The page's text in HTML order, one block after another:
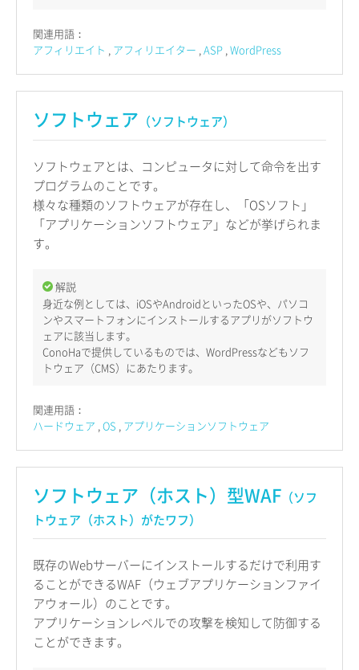
関連用語：
アフィリエイト
アフィリエイター ASP WordPress
ソフトウェア （ソフトウェア）
ソフトウェアとは、コンピュータに対して命令を出す
プログラムのことです。
様々な種類のソフトウェアが存在し、「OSソフト」
「アプリケーションソフトウェア」などが挙げられま
す。
解説
身近な例としては、iOSやAndroidといったOSや、パソコ
ンやスマートフォンにインストールするアプリがソフトウ
ェアに該当します。
ConoHaで提供しているものでは、WordPressなどもソフ
トウェア（CMS）にあたります。
関連用語：
ハードウェア OS アプリケーションソフトウェア
ソフトウェア（ホスト）型WAF （ソフ
トウェア（ホスト）がたワフ）
既存のWebサーバーにインストールするだけで利用す
ることができるWAF（ウェブアプリケーションファイ
アウォール）のことです。
アプリケーションレベルでの攻撃を検知して防御する
ことができます。